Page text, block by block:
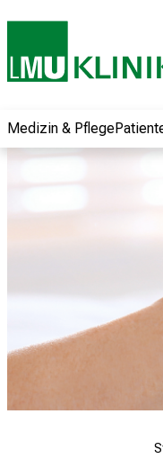
Medizin & Pflege
Informationen
Jobs,
Kommen Sie
begeistern –
unverbindlich